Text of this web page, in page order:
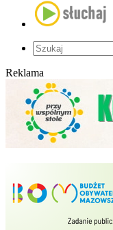
Reklama